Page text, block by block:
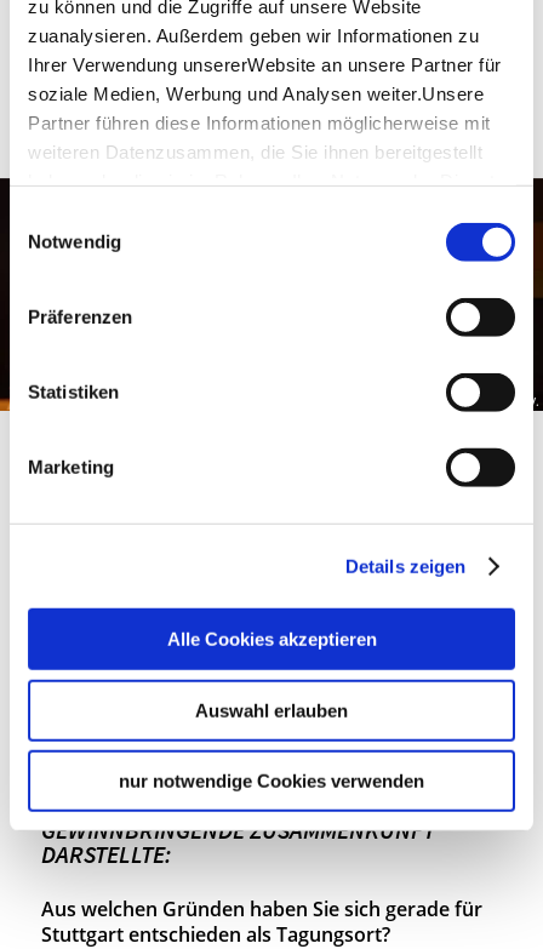
zu können und die Zugriffe auf unsere Website
zuanalysieren. Außerdem geben wir Informationen zu
Ihrer Verwendung unsererWebsite an unsere Partner für
soziale Medien, Werbung und Analysen weiter.Unsere
Partner führen diese Informationen möglicherweise mit
weiteren Datenzusammen, die Sie ihnen bereitgestellt
Impressum
Notwendig
Präferenzen
Statistiken
Marketing
Details zeigen
Alle Cookies akzeptieren
Auswahl erlauben
nur notwendige Cookies verwenden
WEITEREMPFEHLEN
Rede Internationaler Sauna Kongress, © Deutscher Sauna-Bund e.V.
„ÜBERS FACHLICHE
FINDEN“
JENNIFER JAEKEL, PROJEKT- UND
MARKETINGMANAGERIN BEIM DEUTSCHEN
SAUNA-BUND E.V., FASST IHRE ERFAHRUNGEN
MIT DEM 18. INTERNATIONALEN SAUNA
KONGRESS ZUSAMMEN, DER FÜR ÜBER 200
TEILNEHMENDE AUS 16 LÄNDERN TROTZ
ANSPRUCHSVOLLER RAHMENBEDINGUNGEN
UND BESONDERS HETEROGENER
TEILNEHMERSCHAFT EINE
GEWINNBRINGENDE ZUSAMMENKUNFT
DARSTELLTE:
Aus welchen Gründen haben Sie sich gerade für
Stuttgart entschieden als Tagungsort?